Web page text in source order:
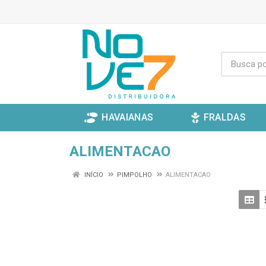
HAVAIANAS FRALDAS
ALIMENTACAO
INÍCIO PIMPOLHO ALIMENTACAO